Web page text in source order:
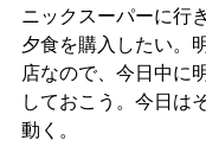
ニックスーパーに行
夕食を購入したい。
店なので、今日中に
しておこう。今日は
動く。